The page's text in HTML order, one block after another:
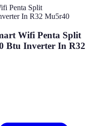
Wifi Penta Split
Btu Inverter In R32